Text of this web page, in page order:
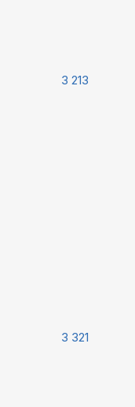
3 213
3 321